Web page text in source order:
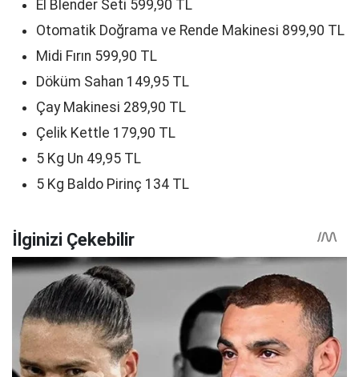
El Blender Seti 599,90 TL
Otomatik Doğrama ve Rende Makinesi 899,90 TL
Midi Fırın 599,90 TL
Döküm Sahan 149,95 TL
Çay Makinesi 289,90 TL
Çelik Kettle 179,90 TL
5 Kg Un 49,95 TL
5 Kg Baldo Pirinç 134 TL